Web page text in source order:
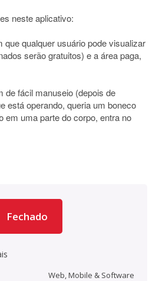
neste aplicativo:
que qualquer usuário pode visualizar
serão gratuitos) e a área paga,
de fácil manuseio (depois de
está operando, queria um boneco
em uma parte do corpo, entra no
Fechado
Web, Mobile & Software